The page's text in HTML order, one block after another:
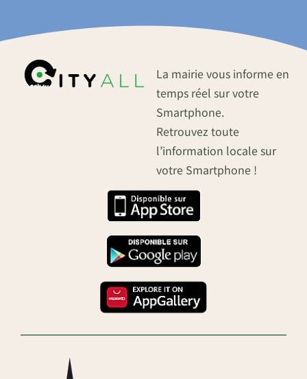
La mairie vous informe en
temps réel sur votre
Smartphone.
Retrouvez toute
l’information locale sur
votre Smartphone !